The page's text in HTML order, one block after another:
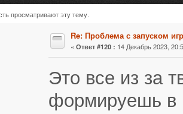
запуском игры (Прочитано 117500
просматривают эту тему.
Re: Проблема с запуском
« Ответ #120 : 14 Декабрь 2023,
Это все из за
формируешь в